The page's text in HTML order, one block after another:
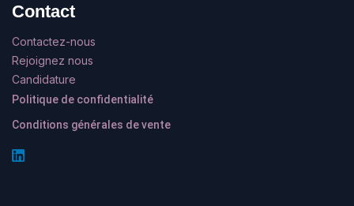
Contact
Contactez-nous
Rejoignez nous
Candidature
Politique de confidentialité
Conditions générales de vente